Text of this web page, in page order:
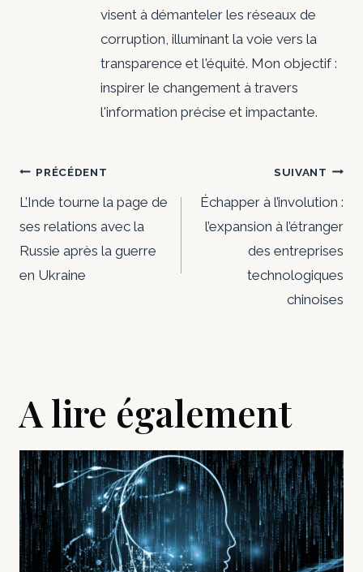
visent à démanteler les réseaux de
corruption, illuminant la voie vers la
transparence et l'équité. Mon objectif :
inspirer le changement à travers
l'information précise et impactante.
Navigation
de
l’article
PRÉCÉDENT
L’Inde tourne la page de
ses relations avec la
Russie après la guerre
en Ukraine
SUIVANT
Échapper à l’involution :
l’expansion à l’étranger
des entreprises
technologiques
chinoises
A lire également